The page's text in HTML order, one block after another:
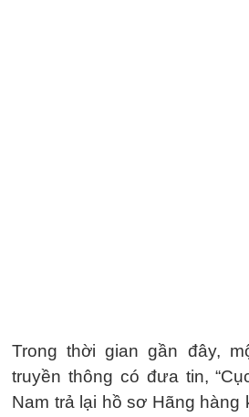
Trong thời gian gần đây,
truyền thông có đưa tin,
Nam trả lại hồ sơ Hãng hàng